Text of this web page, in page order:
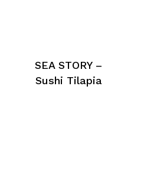
SEA STORY –
Sushi Tilapia